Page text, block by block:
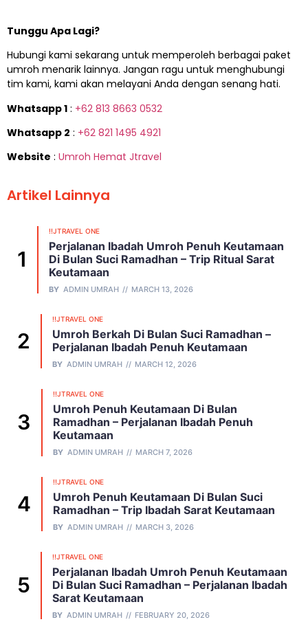
Tunggu Apa Lagi?
Hubungi kami sekarang untuk memperoleh berbagai paket
umroh menarik lainnya. Jangan ragu untuk menghubungi
tim kami, kami akan melayani Anda dengan senang hati.
Whatsapp 1 : +62 813 8663 0532
Whatsapp 2 : +62 821 1495 4921
Website : Umroh Hemat Jtravel
Artikel Lainnya
!!JTRAVEL ONE
Perjalanan Ibadah Umroh Penuh Keutamaan
Di Bulan Suci Ramadhan – Trip Ritual Sarat
Keutamaan
BY ADMIN UMRAH MARCH 13, 2026
!!JTRAVEL ONE
Umroh Berkah Di Bulan Suci Ramadhan –
Perjalanan Ibadah Penuh Keutamaan
BY ADMIN UMRAH MARCH 12, 2026
!!JTRAVEL ONE
Umroh Penuh Keutamaan Di Bulan
Ramadhan – Perjalanan Ibadah Penuh
Keutamaan
BY ADMIN UMRAH MARCH 7, 2026
!!JTRAVEL ONE
Umroh Penuh Keutamaan Di Bulan Suci
Ramadhan – Trip Ibadah Sarat Keutamaan
BY ADMIN UMRAH MARCH 3, 2026
!!JTRAVEL ONE
Perjalanan Ibadah Umroh Penuh Keutamaan
Di Bulan Suci Ramadhan – Perjalanan Ibadah
Sarat Keutamaan
BY ADMIN UMRAH FEBRUARY 20, 2026